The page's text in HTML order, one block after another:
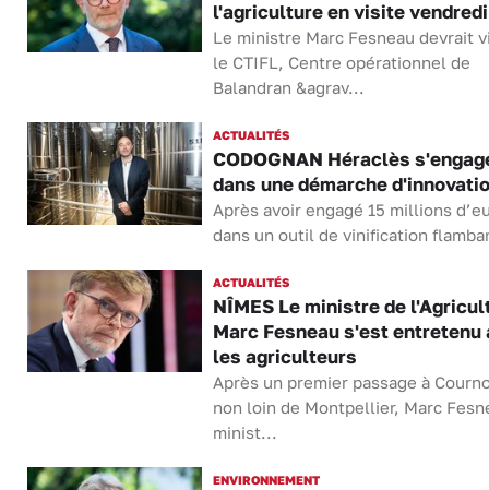
l'agriculture en visite vendredi
Le ministre Marc Fesneau devrait
le CTIFL, Centre opérationnel de
Balandran &agrav...
ACTUALITÉS
CODOGNAN Héraclès
dans une démarche
Après avoir engagé 15 millions
dans un outil de vinification
ACTUALITÉS
NÎMES Le ministre de
Marc Fesneau s'est entretenu
les agriculteurs
Après un premier passage à
non loin de Montpellier, Marc
minist...
ENVIRONNEMENT